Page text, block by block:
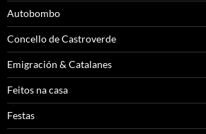
Autobombo
Concello de Castroverde
Emigración & Catalanes
Feitos na casa
Festas